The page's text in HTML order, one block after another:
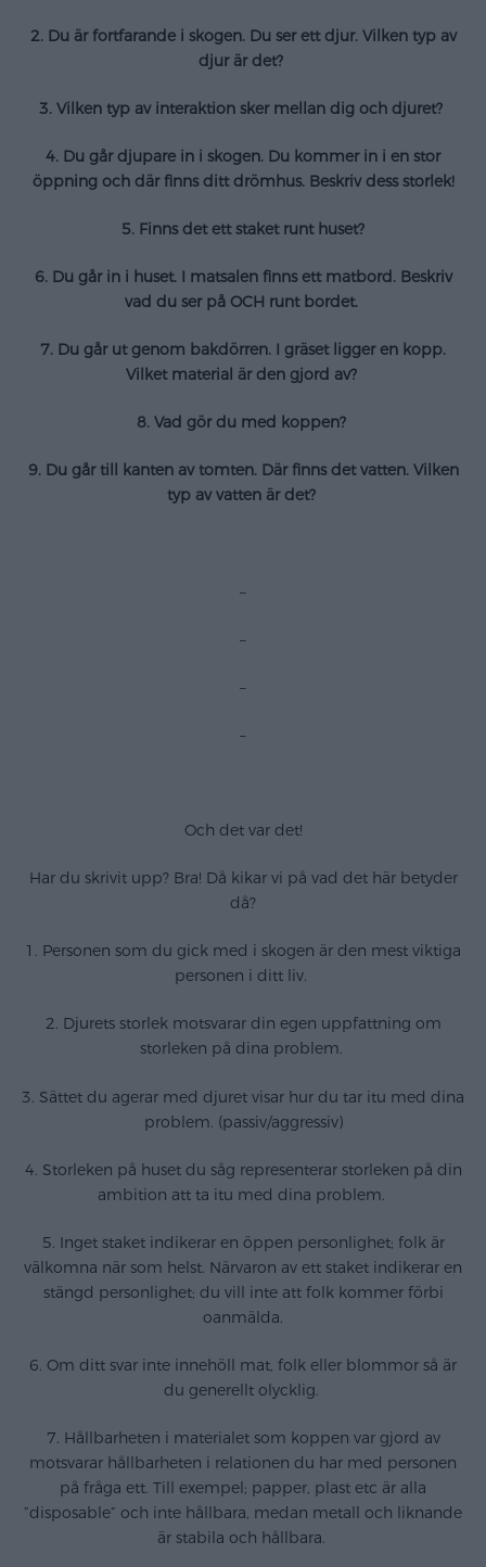
2. Du är fortfarande i skogen. Du ser ett djur. Vilken typ av
djur är det?
3. Vilken typ av interaktion sker mellan dig och djuret?
4. Du går djupare in i skogen. Du kommer in i en stor
öppning och där finns ditt drömhus. Beskriv dess storlek!
5. Finns det ett staket runt huset?
6. Du går in i huset. I matsalen finns ett matbord. Beskriv
vad du ser på OCH runt bordet.
7. Du går ut genom bakdörren. I gräset ligger en kopp.
Vilket material är den gjord av?
8. Vad gör du med koppen?
9. Du går till kanten av tomten. Där finns det vatten. Vilken
typ av vatten är det?
–
–
–
–
Och det var det!
Har du skrivit upp? Bra! Då kikar vi på vad det här betyder
då?
1. Personen som du gick med i skogen är den mest viktiga
personen i ditt liv.
2. Djurets storlek motsvarar din egen uppfattning om
storleken på dina problem.
3. Sättet du agerar med djuret visar hur du tar itu med dina
problem. (passiv/aggressiv)
4. Storleken på huset du såg representerar storleken på din
ambition att ta itu med dina problem.
5. Inget staket indikerar en öppen personlighet; folk är
välkomna när som helst. Närvaron av ett staket indikerar en
stängd personlighet; du vill inte att folk kommer förbi
oanmälda.
6. Om ditt svar inte innehöll mat, folk eller blommor så är
du generellt olycklig.
7. Hållbarheten i materialet som koppen var gjord av
motsvarar hållbarheten i relationen du har med personen
på fråga ett. Till exempel; papper, plast etc är alla
”disposable” och inte hållbara, medan metall och liknande
är stabila och hållbara.